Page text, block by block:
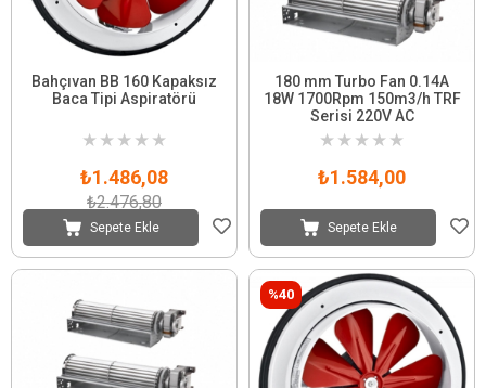
Bahçıvan BB 160 Kapaksız
Baca Tipi Aspiratörü
★ ★ ★ ★ ★
₺1.486,08
₺2.476,80
Sepete Ekle
180 mm Turbo Fan 0.14A
18W 1700Rpm 150m3/h TRF
Serisi 220V AC
★ ★ ★ ★ ★
₺1.584,00
Sepete Ekle
%40